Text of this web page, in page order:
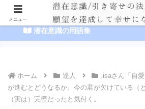
HOME
潜在意識の用語集
ホーム 達人 .isaさん「自愛
が進むとどうなるか。今の君が欠けている（
（実は）完璧だったと気付く。
メニュー